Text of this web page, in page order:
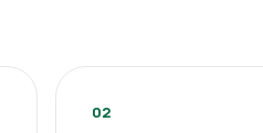
02